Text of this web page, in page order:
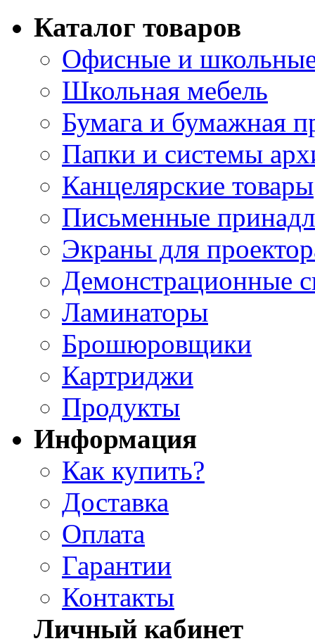
Каталог товаров
Офисные и
Школьная мебель
Бумага и бумажная
Папки и системы
Канцелярские товары
Письменные
Экраны для
Демонстрационные
Ламинаторы
Брошюровщики
Картриджи
Продукты
Информация
Как купить?
Доставка
Оплата
Гарантии
Контакты
Личный кабинет